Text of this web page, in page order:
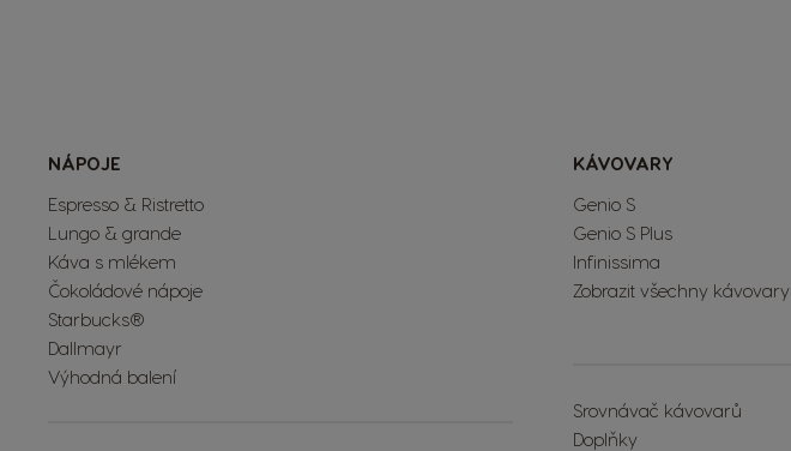
NÁPOJE
Espresso & Ristretto
Lungo & grande
Káva s mlékem
Čokoládové nápoje
Starbucks®
Dallmayr
Výhodná balení
KÁVOVARY
Genio S
Genio S Plus
Infinissima
Zobrazit všechny kávovary
Srovnávač kávovarů
Doplňky